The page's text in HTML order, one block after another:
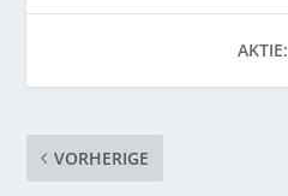
AKTIE:
VORHERIGE